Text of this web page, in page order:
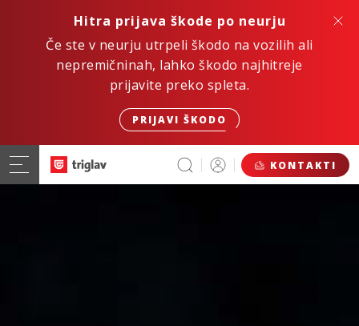
Hitra prijava škode po neurju
Če ste v neurju utrpeli škodo na vozilih ali
nepremičninah, lahko škodo najhitreje
prijavite preko spleta.
PRIJAVI ŠKODO
KONTAKTI